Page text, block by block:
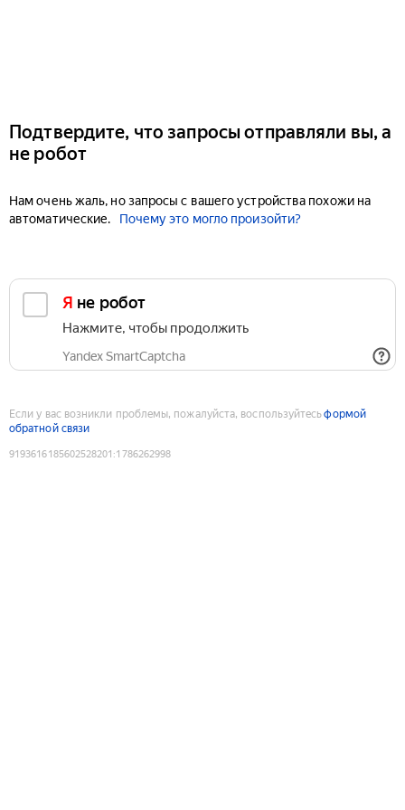
Подтвердите, что запросы отправляли вы, а
не робот
Нам очень жаль, но запросы с вашего устройства похожи на
автоматические.
Почему это могло произойти?
Я не робот
Нажмите, чтобы продолжить
Yandex SmartCaptcha
Если у вас возникли проблемы, пожалуйста, воспользуйтесьформой
обратной связи
9193616185602528201 :1786262998